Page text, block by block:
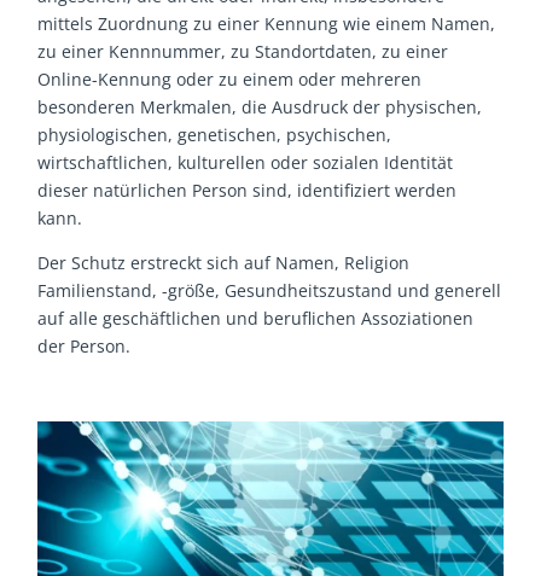
mittels Zuordnung zu einer Kennung wie einem Namen,
zu einer Kennnummer, zu Standortdaten, zu einer
Online-Kennung oder zu einem oder mehreren
besonderen Merkmalen, die Ausdruck der physischen,
physiologischen, genetischen, psychischen,
wirtschaftlichen, kulturellen oder sozialen Identität
dieser natürlichen Person sind, identifiziert werden
kann.
Der Schutz erstreckt sich auf Namen, Religion
Familienstand, -größe, Gesundheitszustand und generell
auf alle geschäftlichen und beruflichen Assoziationen
der Person.